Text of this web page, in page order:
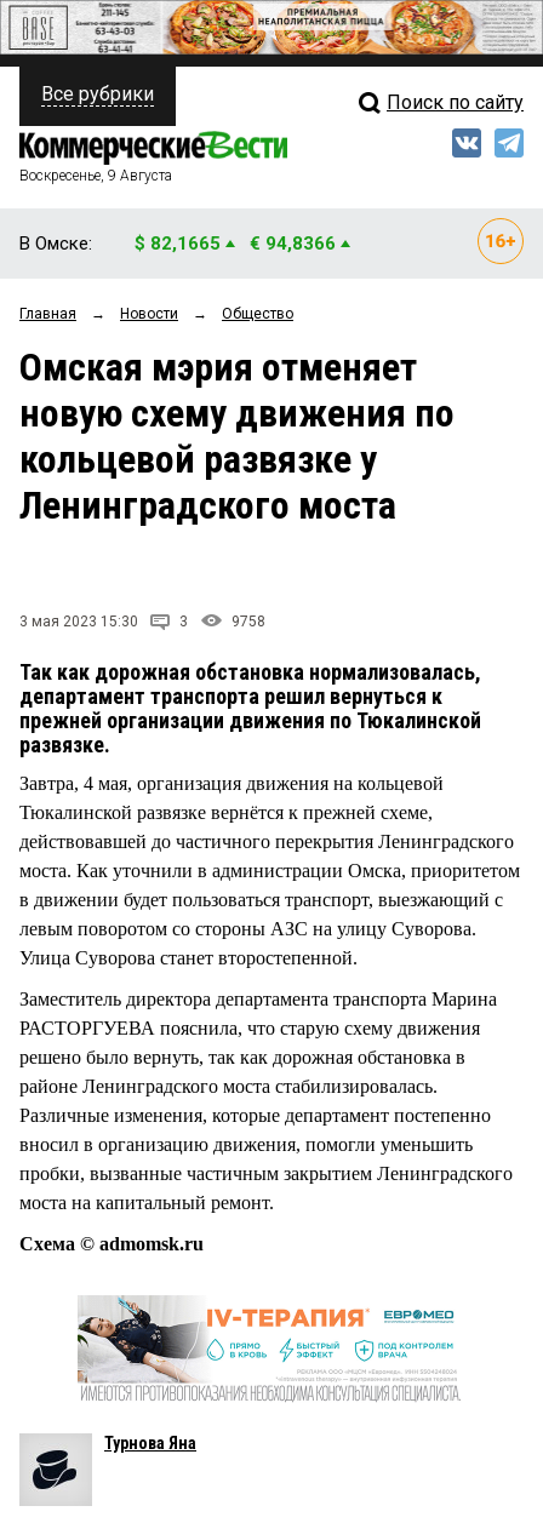
ПОЛИТИКА
ФИНАНСЫ
ОБЩЕСТВО
ЗАКОН
НОВОСТИ КОМПАНИЙ
Свежий выпуск
Рейтинги
Блоги
Архив
Все рубрики Поиск по сайту
Воскресенье, 9 Августа
В Омске: $ 82,1665 € 94,8366
Главная → Новости → Общество
Омская мэрия отменяет
новую схему движения по
кольцевой развязке у
Ленинградского моста
3 мая 2023 15:30 3 9758
Так как дорожная обстановка нормализовалась,
департамент транспорта решил вернуться к
прежней организации движения по Тюкалинской
развязке.
Завтра, 4 мая, организация движения на кольцевой
Тюкалинской развязке вернётся к прежней схеме,
действовавшей до частичного перекрытия Ленинградского
моста. Как уточнили в администрации Омска, приоритетом
в движении будет пользоваться транспорт, выезжающий с
левым поворотом со стороны АЗС на улицу Суворова.
Улица Суворова станет второстепенной.
Заместитель директора департамента транспорта Марина
РАСТОРГУЕВА пояснила, что старую схему движения
решено было вернуть, так как дорожная обстановка в
районе Ленинградского моста стабилизировалась.
Различные изменения, которые департамент постепенно
вносил в организацию движения, помогли уменьшить
пробки, вызванные частичным закрытием Ленинградского
моста на капитальный ремонт.
Схема © admomsk.ru
Турнова Яна